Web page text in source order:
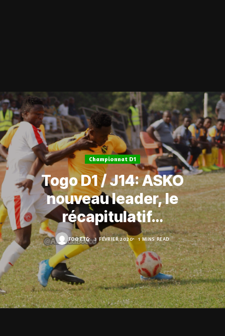
Championnat D1
Togo D1 / J14: ASKO
nouveau leader, le
récapitulatif…
FOOT.TG 3 FÉVRIER 2020 1 MINS READ